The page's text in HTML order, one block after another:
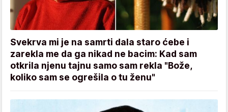
Svekrva mi je na samrti dala staro ćebe i
zarekla me da ga nikad ne bacim: Kad sam
otkrila njenu tajnu samo sam rekla "Bože,
koliko sam se ogrešila o tu ženu"